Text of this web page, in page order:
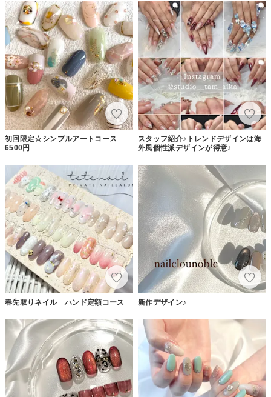
初回限定☆シンプルアートコース
6500円
スタッフ紹介♪トレンドデザインは海
外風個性派デザインが得意♪
春先取りネイル ハンド定額コース 新作デザイン♪